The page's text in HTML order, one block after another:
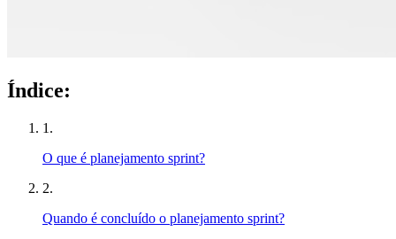
Índice:
1.
O que é planejamento sprint?
2.
Quando é concluído o planejamento sprint?